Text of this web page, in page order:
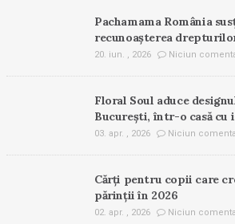
Pachamama România
recunoașterea
20. iun. , 2026 Niciun
Floral Soul aduce
București, într-o casă cu
03. apr. , 2026 Niciun
Cărți pentru copii care
părinții în 2026
02. apr. , 2026 Niciun